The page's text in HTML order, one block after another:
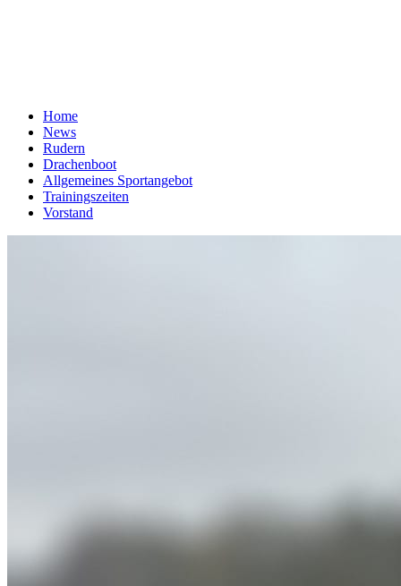
Home
News
Rudern
Drachenboot
Allgemeines Sportangebot
Trainingszeiten
Vorstand